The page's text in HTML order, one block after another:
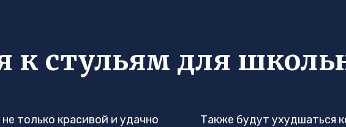
к стульям для
только красивой и удачно
Также будут ухудшаться